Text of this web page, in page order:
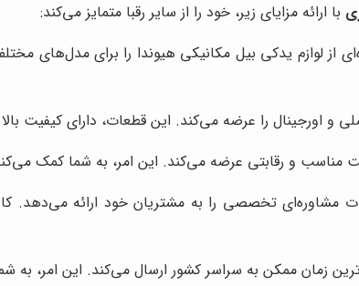
با ارائه مزایای زیر، خود را از سایر رقبا متمایز می‌کند:
از لوازم یدکی بیل مکانیکی هیوندا را برای مدل‌های
و اورجینال را عرضه می‌کند. این قطعات، دارای کیفیت
مناسب و رقابتی عرضه می‌کند. این امر، به شما کمک
مشاوره‌ای تخصصی را به مشتریان خود ارائه می‌دهد.
زمان ممکن به سراسر کشور ارسال می‌کند. این امر،